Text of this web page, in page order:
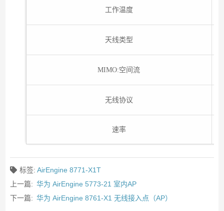
工作温度
天线类型
MIMO:空间流
无线协议
速率
标签: AirEngine 8771-X1T
上一篇: 华为 AirEngine 5773-21 室内AP
下一篇: 华为 AirEngine 8761-X1 无线接入点（AP）